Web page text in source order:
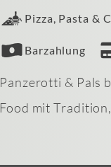
Pizza, Pasta &
Barzahlung
Panzerotti & Pals
Food mit